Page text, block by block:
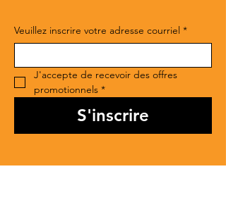
Veuillez inscrire votre adresse courriel *
J'accepte de recevoir des offres
promotionnels *
S'inscrire